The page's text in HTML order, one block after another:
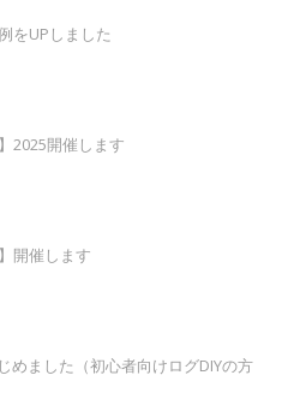
をUPしました
2025開催します
開催します
めました（初心者向けログDIYの方